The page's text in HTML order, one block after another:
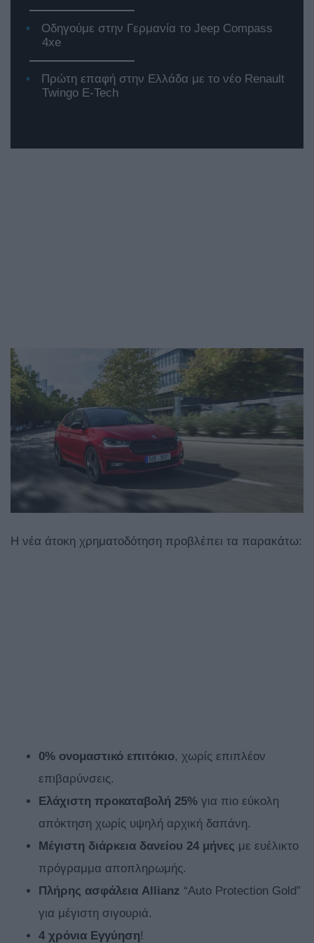
Οδηγούμε στην Γερμανία το Jeep Compass
4xe
Πρώτη επαφή στην Ελλάδα με το νέο Renault
Twingo E-Tech
Η νέα άτοκη χρηματοδότηση προβλέπει τα παρακάτω:
0% ονομαστικό επιτόκιο, χωρίς επιπλέον
επιβαρύνσεις.
Ελάχιστη προκαταβολή 25% για πιο εύκολη
απόκτηση χωρίς υψηλή αρχική δαπάνη.
Μέγιστη διάρκεια δανείου 24 μήνες με ευέλικτο
πρόγραμμα αποπληρωμής.
Πλήρης ασφάλεια Allianz “Auto Protection Gold”
για μέγιστη σιγουριά.
4 χρόνια Εγγύηση!